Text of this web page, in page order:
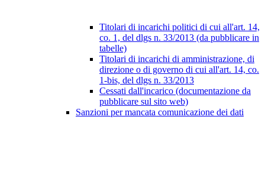
Titolari di incarichi politici di cui all'art. 14,
co. 1, del dlgs n. 33/2013 (da pubblicare in
tabelle)
Titolari di incarichi di amministrazione, di
direzione o di governo di cui all'art. 14, co.
1-bis, del dlgs n. 33/2013
Cessati dall'incarico (documentazione da
pubblicare sul sito web)
Sanzioni per mancata comunicazione dei dati